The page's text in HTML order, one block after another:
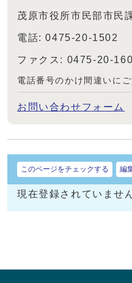
茂原市役所市民部市民
電話: 0475-20-1502
ファクス: 0475-20-
電話番号のかけ間違いにご
お問い合わせフォーム
このページをチェックする 編
現在登録されていませ